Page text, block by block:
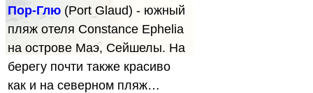
Пор-Глю (Port Glaud) - южный
пляж отеля Constance Ephelia
на острове Маэ, Сейшелы. На
берегу почти также красиво
как и на северном пляж…